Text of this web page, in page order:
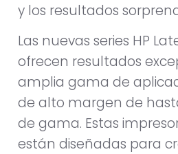
y los resultados
Las nuevas series HP
ofrecen resultados
amplia gama de
de alto margen de
de gama. Estas
están diseñadas para